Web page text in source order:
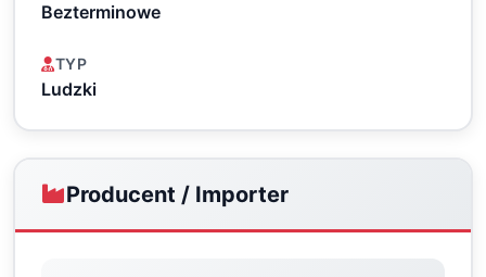
Bezterminowe
TYP
Ludzki
Producent / Importer